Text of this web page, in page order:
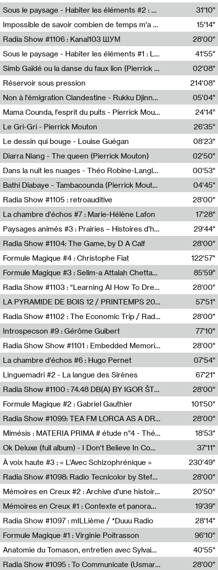
Radio Helsinki
Sous le paysage - Habiter les éléments #2 : Vers le tournant élémentaire
Nastassja Martin
31'10"
Impossible de savoir combien de temps m'a échappé
Mélanie Blaison,Mateo Cuin
15'14"
Radia Show #1106 : Kanal103 ШУМ
Kanal103
28'00"
Sous le paysage - Habiter les éléments #1 : Les éléments et les débordements du vivant
Nastassja Martin
41'55"
Simb Gaïdé ou la danse du faux lion (Pierrick Mouton)
Pierrick Mouton,Simb Gaïdé
02'08"
Réservoir sous pression
214'08"
Non à l'émigration Clandestine - Rukku Djinne Squad (Eden Tinto Collins)
Eden Tinto Collins,Rukku Djinne
05'04"
Mama Counda, l'esprit du puits - Pierrick Mouton
Pierrick Mouton
24'14"
Le Gri-Gri - Pierrick Mouton
Pierrick Mouton
26'35"
Le dessin qui bouge - Louise Guégan
Louise Guégan
08'23"
Diarra Niang - The queen (Pierrick Mouton)
Pierrick Mouton,Diarra Niang
02'50"
Dans la nuit les nuages - Théo Robine-Langlois
Théo Robine-Langlois,LD Beat
00'53"
Bathi Diabaye - Tambacounda (Pierrick Mouton)
Pierrick Mouton,Bathi Diabaye
04'45"
Radia Show #1105 : retroauditive
Soundart Radio
28'00"
La chambre d'échos #7 : Marie-Hélène Lafon
Revue Les Chambres,Marie-Hélène Lafon
17'28"
Paysages animés #3 : Prairies – Histoires d’herbes et d’humains
Anne Simon
29'44"
Radia Show #1104: The Game, by D A Calf
Radio One NZ
28'00"
Formule Magique #4 : Christophe Fiat
Nathalie Lacroix
122'57"
Formule Magique #3 : Selim-a Attalah Chettaoui
Nathalie Lacroix,Selim-a Attalah Chettaoui
85'59"
Radia Show #1103 : “Learning AI How To Dream” by Sebastian Dingens (Radio Campus Bruxelles)
Radio Campus Bruxelles
28'00"
LA PYRAMIDE DE BOIS 12 / PRINTEMPS 2026
Sammy Stein
57'51"
Radia Show #1102 : The Economic Trip / Radio Grenouille
Radio Grenouille
28'00"
Introspecson #9 : Gérôme Guibert
Pierre Henry,Gérôme Guibert
77'10"
Radia Show Show #1101 : Embedded Memories by Jimmy Peggie / radioart106
Jimmy Peggie,radioart106
28'00"
La chambre d'échos #6 : Hugo Pernet
Revue Les Chambres,Hugo Pernet
07'54"
Linguemadri #2 - La langue des Sirènes
Meris Angioletti
67'21"
Radia Show #1100 : 74.48 DB(A) BY IGOR ŠTROMAJER FOR RADIO X
radio x
28'00"
Formule Magique #2 : Gabriel Gauthier
Nathalie Lacroix,Gabriel Gauthier
101'50"
Radia Show #1099: TEA FM LORCA AS A DREAM
TEAFM
28'00"
Mimésis : MATERIA PRIMA # étude n°4 - Théâtre de l’Aquarium
Francesco Russo,Scuola della Crisi
18'53"
Ok Deluxe (full album) - I Don't Believe In Computing
37'11"
À voix haute #3 : « L’Avec Schizophrénique »
230'49"
Radia Show #1098: Radio Tecnicolor by Stefan Nussbaumer & Georg Zichy (Radio Orange 94.0)
Radio Orange 94.0
28'00"
Mémoires en Creux #2 : Archive d'une histoire artistique
Sophie Auger-Grappin
20'50"
Mémoires en Creux #1 : Contexte et panorama
Sophie Auger-Grappin
19'39"
Radia Show #1097 : mILLième / *Duuu Radio
28'14"
Formule Magique #1 : Virginie Poitrasson
Nathalie Lacroix,Virginie Poitrasson
96'10"
Anatomie du Tomason, entretien avec Sylvain Cardonnel
Loraine Baud,Sylvain Cardonnel
40'55"
Radia Show #1095 : To Communicate (Usmaradio)
28'00"